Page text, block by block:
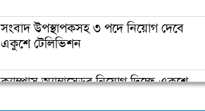
সংবাদ উপস্থাপকসহ ৩ পদে নিয়োগ দেবে
একুশে টেলিভিশন
ক্যাম্পাস অ্যাম্বাসেডর নিয়োগ দিচ্ছে একুশে